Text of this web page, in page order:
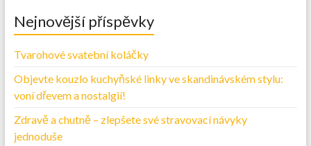
Nejnovější příspěvky
Tvarohové svatební koláčky
Objevte kouzlo kuchyňské linky ve skandinávském stylu:
voní dřevem a nostalgií!
Zdravě a chutně – zlepšete své stravovací návyky
jednoduše